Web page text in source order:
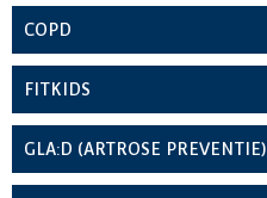
COPD
FITKIDS
GLA:D (ARTROSE PREVENTIE)